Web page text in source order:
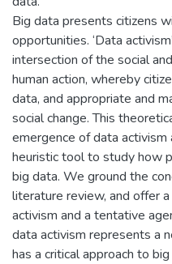
Big data presents citizens
opportunities. ‘Data
intersection of the social
human action, whereby
data, and appropriate and
social change. This
emergence of data activism
heuristic tool to study how
big data. We ground the
literature review, and offer
activism and a tentative
data activism represents a
has a critical approach to